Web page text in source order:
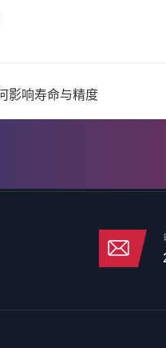
影响寿命与精度